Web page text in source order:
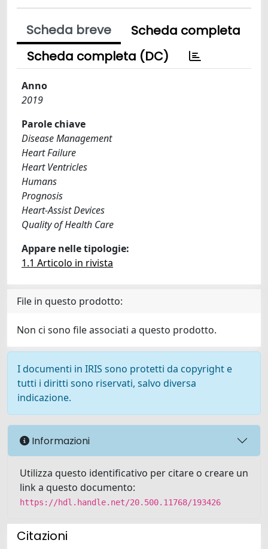
Scheda breve
Scheda completa
Scheda completa (DC)
Anno
2019
Parole chiave
Disease Management
Heart Failure
Heart Ventricles
Humans
Prognosis
Heart-Assist Devices
Quality of Health Care
Appare nelle tipologie:
1.1 Articolo in rivista
File in questo prodotto:
Non ci sono file associati a questo prodotto.
I documenti in IRIS sono protetti da copyright e
tutti i diritti sono riservati, salvo diversa
indicazione.
Informazioni
Utilizza questo identificativo per citare o creare un
link a questo documento:
https://hdl.handle.net/20.500.11768/193426
Citazioni